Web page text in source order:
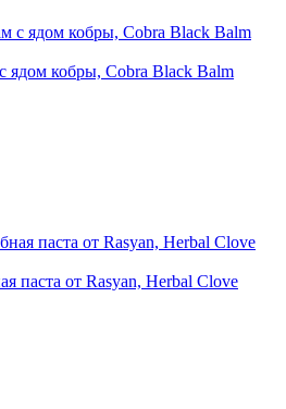
ядом кобры, Cobra Black Balm
паста от Rasyan, Herbal Clove